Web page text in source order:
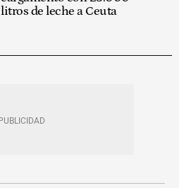
litros de leche a Ceuta